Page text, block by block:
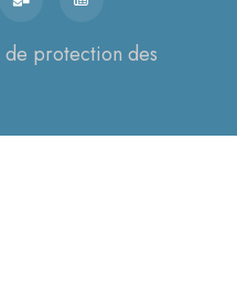
de protection des